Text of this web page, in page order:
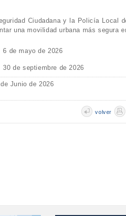
Ciudadana y la Policía Local
una movilidad urbana más segura
6 de mayo de 2026
30 de septiembre de 2026
Junio de 2026
volver